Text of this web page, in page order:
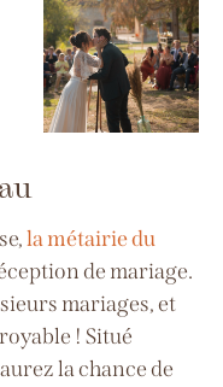
la métairie du
de mariage.
mariages, et
! Situé
la chance de